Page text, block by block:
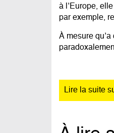
à l’Europe,
par exemple,
À mesure
Lire la suite